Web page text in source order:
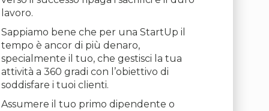
lavoro.
Sappiamo bene che per una StartUp il
tempo è ancor di più denaro,
specialmente il tuo, che gestisci la tua
attività a 360 gradi con l’obiettivo di
soddisfare i tuoi clienti.
Assumere il tuo primo dipendente o